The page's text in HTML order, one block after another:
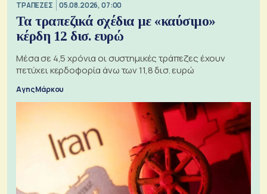
ΤΡΑΠΕΖΕΣ 05.08.2026, 07:00
Τα τραπεζικά σχέδια με «καύσιμο»
κέρδη 12 δισ. ευρώ
Μέσα σε 4,5 χρόνια οι συστημικές τράπεζες έχουν
πετύχει κερδοφορία άνω των 11,8 δισ. ευρώ
Αγης Μάρκου